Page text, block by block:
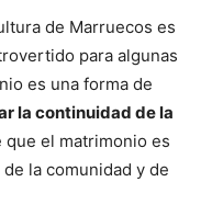
de Marruecos es
para algunas
es una forma de
la continuidad de la
que el matrimonio es
la comunidad y de